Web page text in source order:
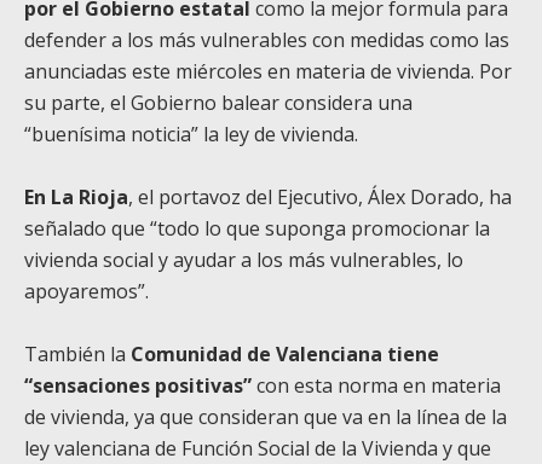
por el Gobierno estatal como la mejor formula para
defender a los más vulnerables con medidas como las
anunciadas este miércoles en materia de vivienda. Por
su parte, el Gobierno balear considera una
“buenísima noticia” la ley de vivienda.
En La Rioja, el portavoz del Ejecutivo, Álex Dorado, ha
señalado que “todo lo que suponga promocionar la
vivienda social y ayudar a los más vulnerables, lo
apoyaremos”.
También la Comunidad de Valenciana tiene
“sensaciones positivas”con esta norma en materia
de vivienda, ya que consideran que va en la línea de la
ley valenciana de Función Social de la Vivienda y que